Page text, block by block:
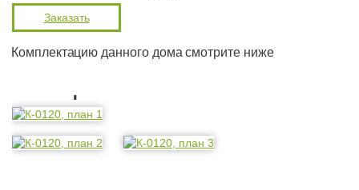
Заказать
Комплектацию данного дома смотрите ниже